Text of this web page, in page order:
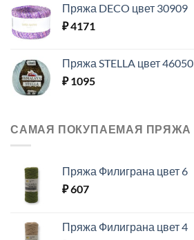
Пряжа DECO цвет 30909
₽4171
Пряжа STELLA цвет 46050
₽1095
САМАЯ ПОКУПАЕМАЯ ПРЯЖА
Пряжа Филиграна цвет 6
₽607
Пряжа Филиграна цвет 4